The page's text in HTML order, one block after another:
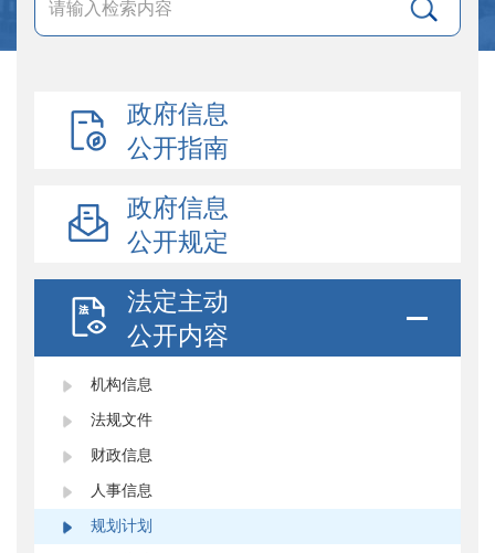
政府信息
公开指南
政府信息
公开规定
法定主动
公开内容
机构信息
法规文件
财政信息
人事信息
规划计划